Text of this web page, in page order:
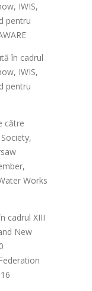
IWIS,
pentru
în cadrul
IWIS,
pentru
către
Works
cadrul XIII
New